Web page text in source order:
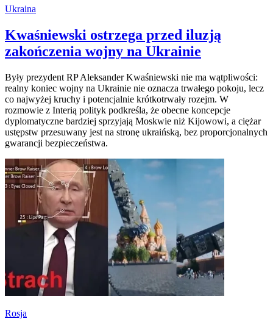
Ukraina
Kwaśniewski ostrzega przed iluzją
zakończenia wojny na Ukrainie
Były prezydent RP Aleksander Kwaśniewski nie ma wątpliwości:
realny koniec wojny na Ukrainie nie oznacza trwałego pokoju, lecz
co najwyżej kruchy i potencjalnie krótkotrwały rozejm. W
rozmowie z Interią polityk podkreśla, że obecne koncepcje
dyplomatyczne bardziej sprzyjają Moskwie niż Kijowowi, a ciężar
ustępstw przesuwany jest na stronę ukraińską, bez proporcjonalnych
gwarancji bezpieczeństwa.
Rosja